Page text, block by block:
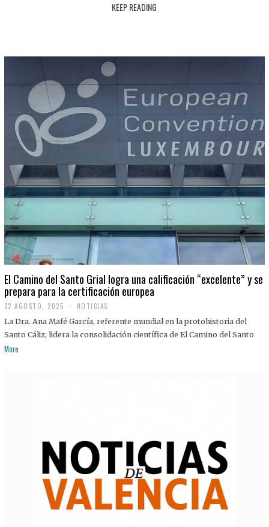
KEEP READING
El Camino del Santo Grial logra una calificación “excelente” y se
prepara para la certificación europea
22 AGOSTO, 2025
2
A
G
NOTICIAS
La Dra. Ana Mafé García, referente mundial en la protohistoria del
Santo Cáliz, lidera la consolidación científica de El Camino del Santo
More